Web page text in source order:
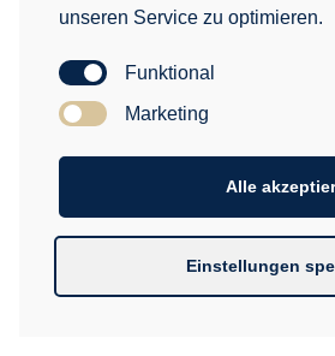
unseren Service zu optimieren.
Funktional
Marketing
Alle
Einstellungen